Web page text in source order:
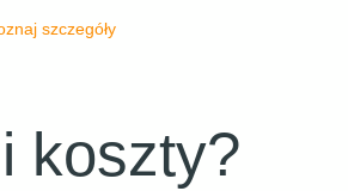
szczegóły
koszty?